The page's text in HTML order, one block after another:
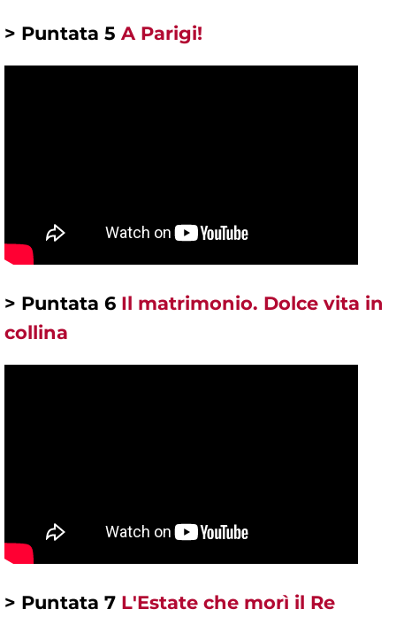
> Puntata 5 A Parigi!
> Puntata 6 Il matrimonio. Dolce vita in
collina
> Puntata 7 L'Estate che morì il Re